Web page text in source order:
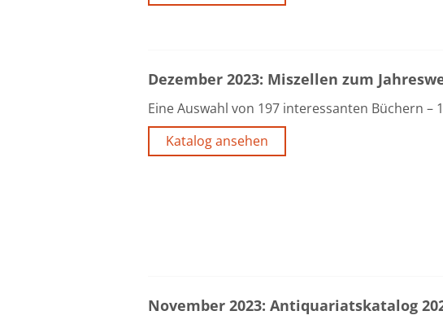
Dezember 2023: Miszellen zum
Eine Auswahl von 197 interessanten Büchern –
Katalog ansehen
November 2023: Antiquariatskatalog